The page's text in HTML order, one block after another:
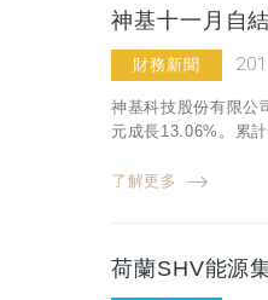
神基十一月自
財務新聞
神基科技股份有限公
元成長13.06%。累
了解更多
荷蘭SHV能源